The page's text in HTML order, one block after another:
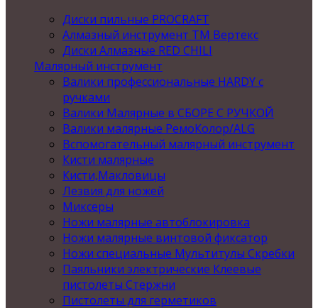
Диски пильные PROCRAFT
Алмазный инструмент ТМ Вертекс
Диски Алмазные RED CHILI
Малярный инструмент
Валики профессиональные HARDY с
ручками
Валики Малярные в СБОРЕ С РУЧКОЙ
Валики малярные РемоКолор/ALG
Вспомогательный малярный инструмент
Кисти малярные
Кисти,Макловицы
Лезвия для ножей
Миксеры
Ножи малярные автоблокировка
Ножи малярные винтовой фиксатор
Ножи специальные Мультитулы Скребки
Паяльники электрические Клеевые
пистолеты Стержни
Пистолеты для герметиков